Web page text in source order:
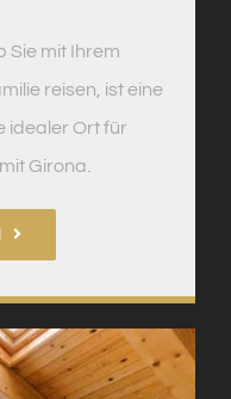
Sie mit Ihrem
reisen, ist eine
idealer Ort für
Girona.